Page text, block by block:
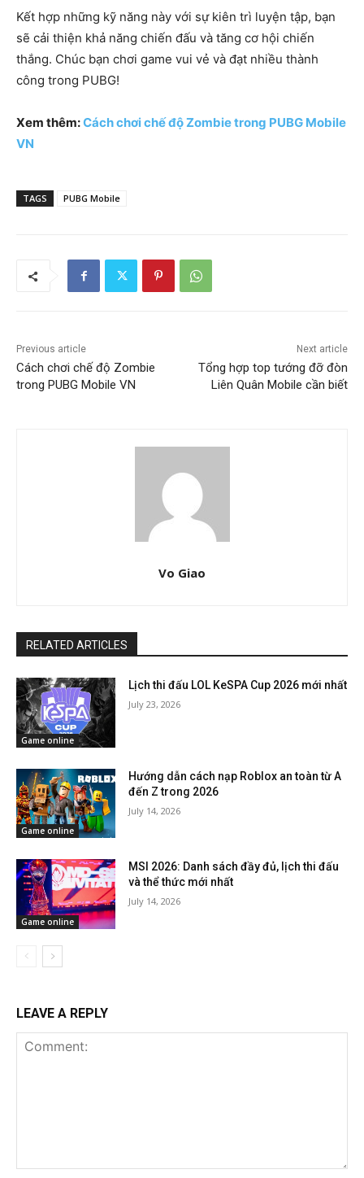
Kết hợp những kỹ năng này với sự kiên trì luyện tập, bạn
sẽ cải thiện khả năng chiến đấu và tăng cơ hội chiến
thắng. Chúc bạn chơi game vui vẻ và đạt nhiều thành
công trong PUBG!
Xem thêm:Cách chơi chế độ Zombie trong PUBG Mobile
VN
TAGS PUBG Mobile
Previous article
Cách chơi chế độ Zombie
trong PUBG Mobile VN
Next article
Tổng hợp top tướng đỡ đòn
Liên Quân Mobile cần biết
Vo Giao
RELATED ARTICLES
Game online
Lịch thi đấu LOL KeSPA Cup 2026 mới nhất
July 23, 2026
Game online
Hướng dẫn cách nạp Roblox an toàn từ A
đến Z trong 2026
July 14, 2026
Game online
MSI 2026: Danh sách đầy đủ, lịch thi đấu
và thể thức mới nhất
July 14, 2026
LEAVE A REPLY